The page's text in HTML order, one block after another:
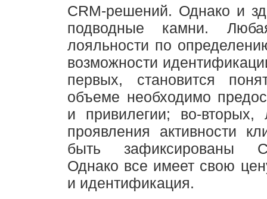
CRM-решений. Однако и
подводные камни.
лояльности по
возможности
первых, становится
объеме необходимо
и привилегии; во-
проявления активности
быть зафиксированы
Однако все имеет свою
и идентификация.